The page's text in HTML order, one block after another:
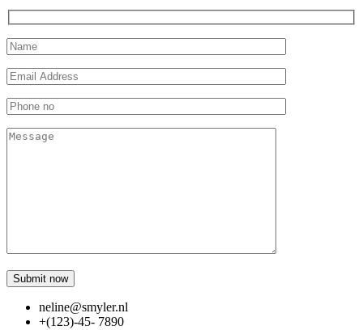
neline@smyler.nl
+(123)-45- 7890